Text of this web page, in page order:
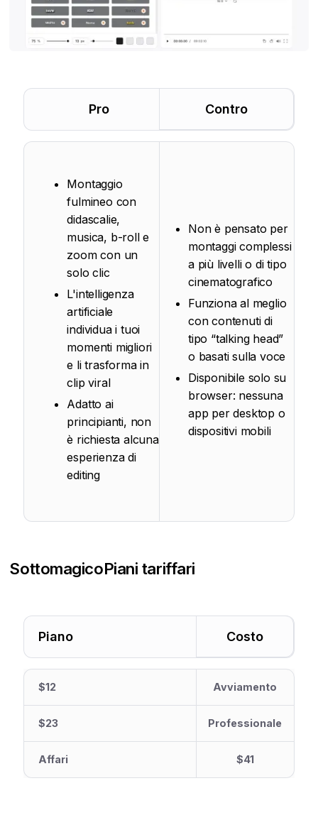
Pro Contro
Montaggio
fulmineo con
didascalie,
musica, b-roll e
zoom con un
solo clic
L'intelligenza
artificiale
individua i tuoi
momenti migliori
e li trasforma in
clip viral
Adatto ai
principianti, non
è richiesta alcuna
esperienza di
editing
Non è pensato per
montaggi complessi
a più livelli o di tipo
cinematografico
Funziona al meglio
con contenuti di
tipo “talking head”
o basati sulla voce
Disponibile solo su
browser: nessuna
app per desktop o
dispositivi mobili
SottomagicoPiani tariffari
Piano Costo
$12 Avviamento
$23 Professionale
Affari $41